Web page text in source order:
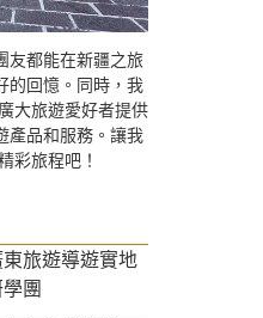
友都能在新疆之旅
的回憶。同時，我
大旅遊愛好者提供
產品和服務。讓我
彩旅程吧！
旅遊導遊實地
團